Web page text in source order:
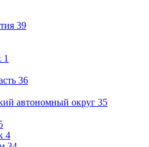
39
1
36
автономный округ 35
4